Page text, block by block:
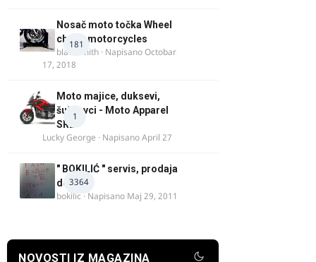
181
Nosač moto točka Wheel
chock motorcycles
blacksmith · NapisanoOctobar
17, 2018
1
Moto majice, duksevi,
šuškavci - Moto Apparel
SRB
Lucky George · NapisanoApril 27
3364
" BOKILIĆ " servis, prodaja
delova
bokilic · Napisano Maj 29, 2011
NOVOSTI IZ MAGAZINA